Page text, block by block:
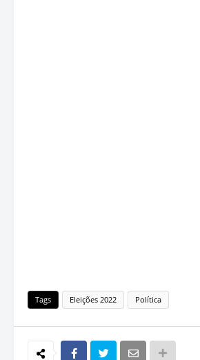
Tags Eleições 2022 Política